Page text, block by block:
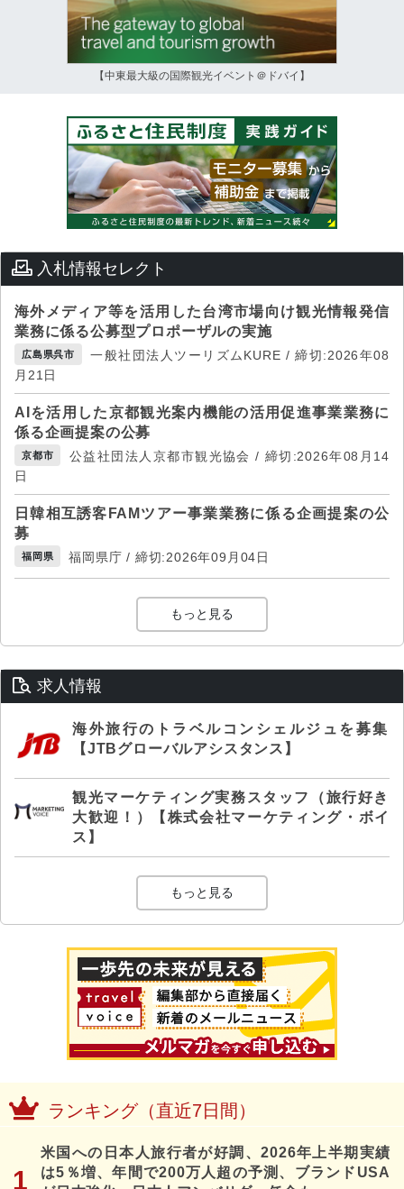
【中東最大級の国際観光イベント＠ドバイ】
入札情報セレクト
海外メディア等を活用した台湾市場向け観光情報発信
業務に係る公募型プロポーザルの実施
広島県呉市
一般社団法人ツーリズムKURE / 締切:2026年08
月21日
AIを活用した京都観光案内機能の活用促進事業業務に
係る企画提案の公募
京都市
公益社団法人京都市観光協会 / 締切:2026年08月14
日
日韓相互誘客FAMツアー事業業務に係る企画提案の公
募
福岡県 福岡県庁 / 締切:2026年09月04日
もっと見る
求人情報
海外旅行のトラベルコンシェルジュを募集
【JTBグローバルアシスタンス】
観光マーケティング実務スタッフ（旅行好き
大歓迎！）【株式会社マーケティング・ボイ
ス】
もっと見る
ランキング（直近7日間）
米国への日本人旅行者が好調、2026年上半期実績
は5％増、年間で200万人超の予測、ブランドUSA